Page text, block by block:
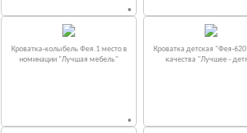
Кроватка-колыбель Фея.1 место в
номинации "Лучшая мебель"
Кроватка детская "Фея-
качества "Лучшее -